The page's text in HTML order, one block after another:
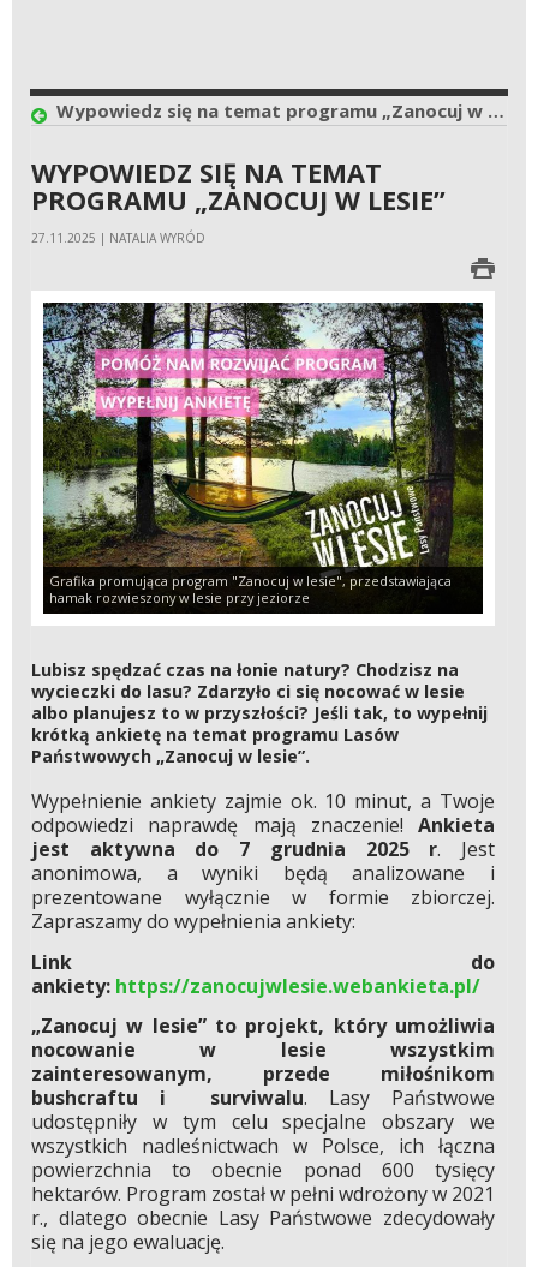
Wypowiedz się na temat programu „Zanocuj w lesie”
WYPOWIEDZ SIĘ NA TEMAT
PROGRAMU „ZANOCUJ W LESIE”
27.11.2025 | NATALIA WYRÓD
Grafika promująca program "Zanocuj w lesie", przedstawiająca
hamak rozwieszony w lesie przy jeziorze
Lubisz spędzać czas na łonie natury? Chodzisz na
wycieczki do lasu? Zdarzyło ci się nocować w lesie
albo planujesz to w przyszłości? Jeśli tak, to wypełnij
krótką ankietę na temat programu Lasów
Państwowych „Zanocuj w lesie”.
Wypełnienie ankiety zajmie ok. 10 minut, a Twoje
odpowiedzi naprawdę mają znaczenie! Ankieta
jest aktywna do 7 grudnia 2025 r. Jest
anonimowa, a wyniki będą analizowane i
prezentowane wyłącznie w formie zbiorczej.
Zapraszamy do wypełnienia ankiety:
Link do
ankiety: https://zanocujwlesie.webankieta.pl/
„Zanocuj w lesie” to projekt, który umożliwia
nocowanie w lesie wszystkim
zainteresowanym, przede miłośnikom
bushcraftu i surviwalu. Lasy Państwowe
udostępniły w tym celu specjalne obszary we
wszystkich nadleśnictwach w Polsce, ich łączna
powierzchnia to obecnie ponad 600 tysięcy
hektarów. Program został w pełni wdrożony w 2021
r., dlatego obecnie Lasy Państwowe zdecydowały
się na jego ewaluację.